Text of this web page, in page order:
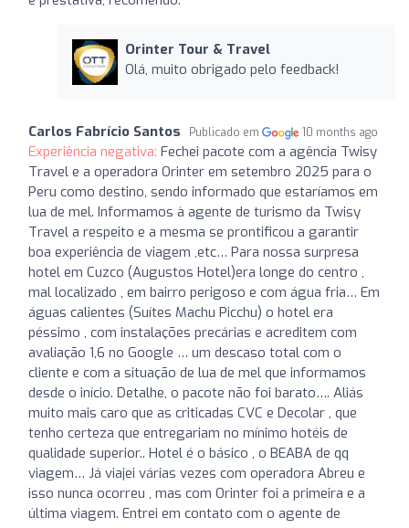
Orinter Tour & Travel
Olá, muito obrigado pelo feedback!
Carlos Fabrício Santos Publicado em 10 months ago
Experiência negativa: Fechei pacote com a agência Twisy
Travel e a operadora Orinter em setembro 2025 para o
Peru como destino, sendo informado que estaríamos em
lua de mel. Informamos à agente de turismo da Twisy
Travel a respeito e a mesma se prontificou a garantir
boa experiência de viagem ,etc… Para nossa surpresa
hotel em Cuzco (Augustos Hotel)era longe do centro ,
mal localizado , em bairro perigoso e com água fria… Em
águas calientes (Suítes Machu Picchu) o hotel era
péssimo , com instalações precárias e acreditem com
avaliação 1,6 no Google … um descaso total com o
cliente e com a situação de lua de mel que informamos
desde o início. Detalhe, o pacote não foi barato…. Aliás
muito mais caro que as criticadas CVC e Decolar , que
tenho certeza que entregariam no mínimo hotéis de
qualidade superior.. Hotel é o básico , o BEABA de qq
viagem… Já viajei várias vezes com operadora Abreu e
isso nunca ocorreu , mas com Orinter foi a primeira e a
última viagem. Entrei em contato com o agente de